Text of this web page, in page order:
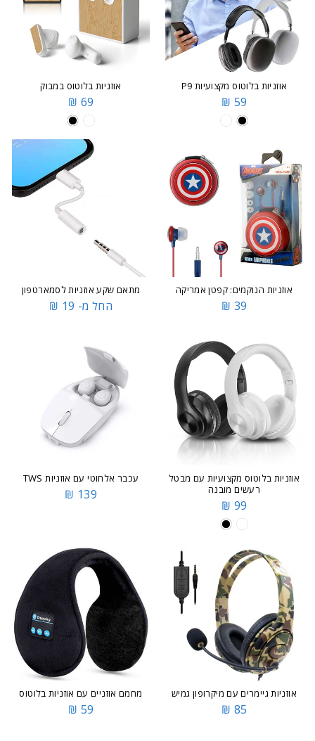
אוזניות בלוטוס מקצועיות P9
59 ₪
אוזניות בלוטוס במבוק
69 ₪
אוזניות הנוקמים: קפטן אמריקה
39 ₪
מתאם שקע אוזניות לסמארטפון
החל מ- 19 ₪
אוזניות בלוטוס מקצועיות עם מבטל
רעשים מובנה
99 ₪
עכבר אלחוטי עם אוזניות TWS
139 ₪
אוזניות גיימרים עם מיקרופון גמיש
85 ₪
מחמם אוזניים עם אוזניות בלוטוס
59 ₪